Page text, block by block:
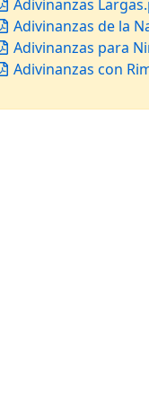
Adivinanzas
Adivinanzas de la
Adivinanzas para
Adivinanzas con